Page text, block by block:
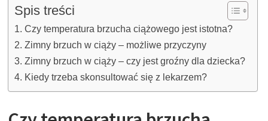
Spis treści
Czy temperatura brzucha ciążowego jest istotna?
Zimny brzuch w ciąży – możliwe przyczyny
Zimny brzuch w ciąży – czy jest groźny dla dziecka?
Kiedy trzeba skonsultować się z lekarzem?